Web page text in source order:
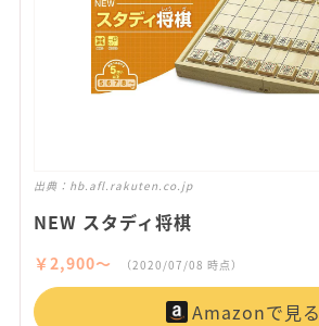
出典： hb.afl.rakuten.co.jp
NEW スタディ将棋
￥2,900〜 （2020/07/08 時点）
Amazonで見る